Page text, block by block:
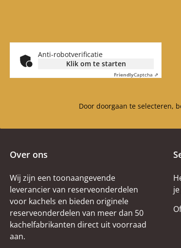
Anti-robotverificatie
Klik om te starten
FriendlyCaptcha ⇗
Door doorgaan te selecteren,
Over ons
Wij zijn een toonaangevende
leverancier van reserveonderdelen
voor kachels en bieden originele
reserveonderdelen van meer dan 50
kachelfabrikanten direct uit voorraad
aan.